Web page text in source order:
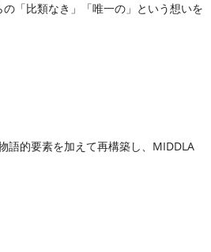
「比類なき」「唯一の」という想いを
語的要素を加えて再構築し、MIDDLA